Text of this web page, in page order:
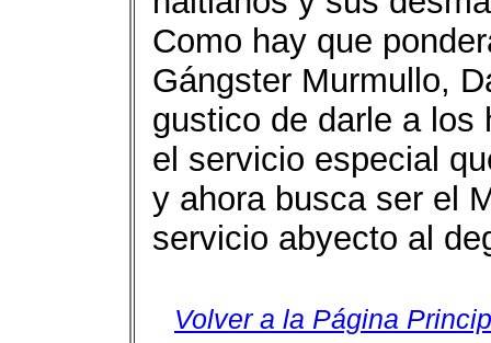
Como hay que
Gángster Murmullo,
gustico de darle a los
el servicio especial
y ahora busca ser el
servicio abyecto al
Volver a la Página